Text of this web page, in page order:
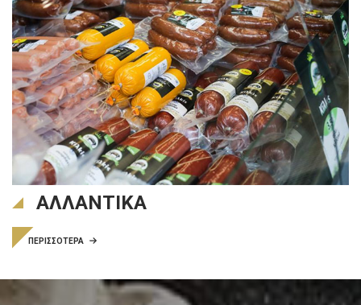
ΑΛΛΑΝΤΙΚΑ
ΠΕΡΙΣΣΟΤΕΡΑ